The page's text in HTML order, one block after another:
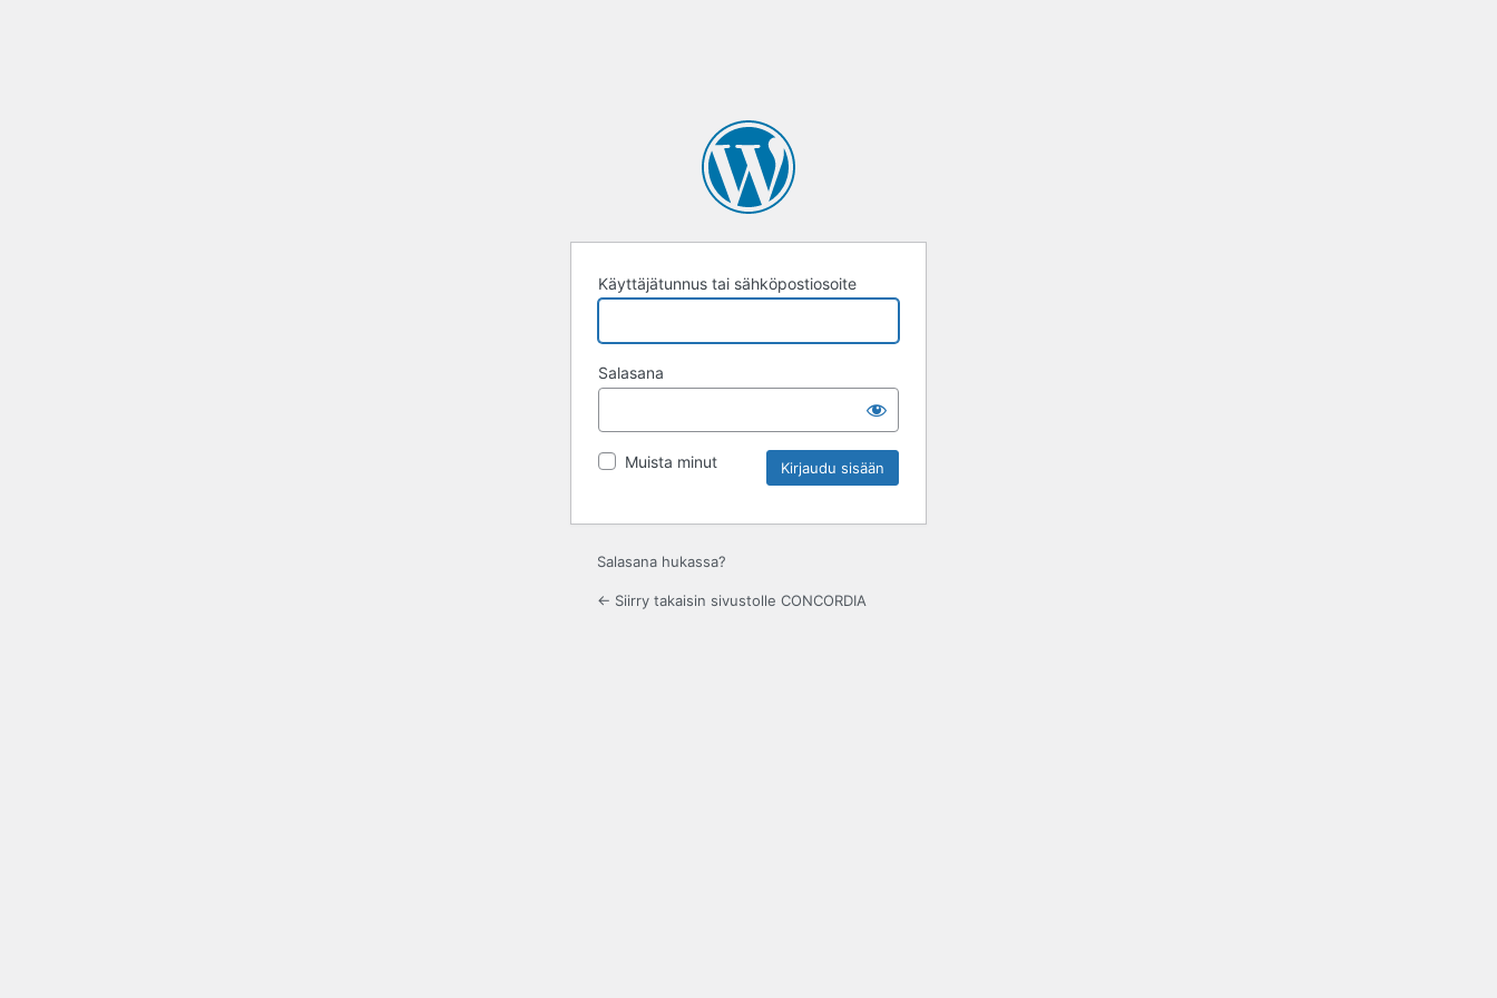
Käyttäjätunnus tai sähköpostiosoite
Salasana
Muista minut
Salasana hukassa?
← Siirry takaisin sivustolle CONCORDIA